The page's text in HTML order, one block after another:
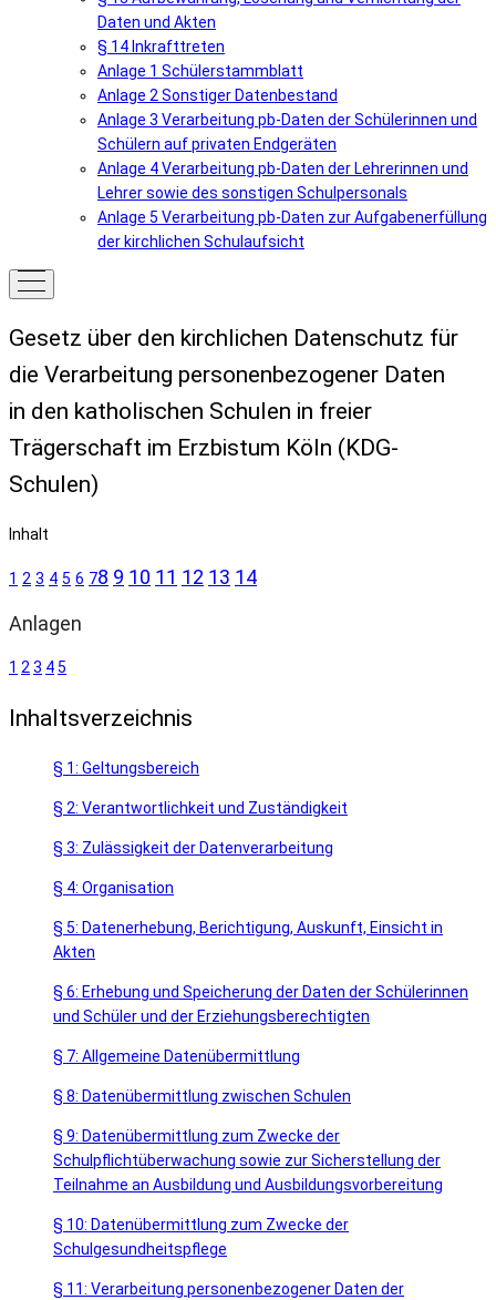
Daten und Akten
§ 14 Inkrafttreten
Anlage 1 Schülerstammblatt
Anlage 2 Sonstiger Datenbestand
Anlage 3 Verarbeitung pb-Daten der Schülerinnen und
Schülern auf privaten Endgeräten
Anlage 4 Verarbeitung pb-Daten der Lehrerinnen und
Lehrer sowie des sonstigen Schulpersonals
Anlage 5 Verarbeitung pb-Daten zur Aufgabenerfüllung
der kirchlichen Schulaufsicht
Gesetz über den kirchlichen Datenschutz für
die Verarbeitung personenbezogener Daten
in den katholischen Schulen in freier
Trägerschaft im Erzbistum Köln (KDG-
Schulen)
Inhalt
1 2 3 4 5 6 78 9 10 11 12 13 14
Anlagen
1 2 3 45
Inhaltsverzeichnis
§ 1: Geltungsbereich
§ 2: Verantwortlichkeit und Zuständigkeit
§ 3: Zulässigkeit der Datenverarbeitung
§ 4: Organisation
§ 5: Datenerhebung, Berichtigung, Auskunft, Einsicht in
Akten
§ 6: Erhebung und Speicherung der Daten der Schülerinnen
und Schüler und der Erziehungsberechtigten
§ 7: Allgemeine Datenübermittlung
§ 8: Datenübermittlung zwischen Schulen
§ 9: Datenübermittlung zum Zwecke der
Schulpflichtüberwachung sowie zur Sicherstellung der
Teilnahme an Ausbildung und Ausbildungsvorbereitung
§ 10: Datenübermittlung zum Zwecke der
Schulgesundheitspflege
§ 11: Verarbeitung personenbezogener Daten der